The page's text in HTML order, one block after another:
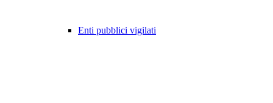
Enti pubblici vigilati